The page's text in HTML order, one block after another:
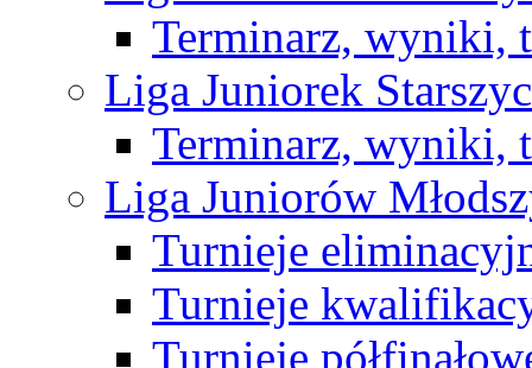
Terminarz, wyniki,
Liga Juniorek
Terminarz, wyniki,
Liga Juniorów
Turnieje
Turnieje
Turnieje